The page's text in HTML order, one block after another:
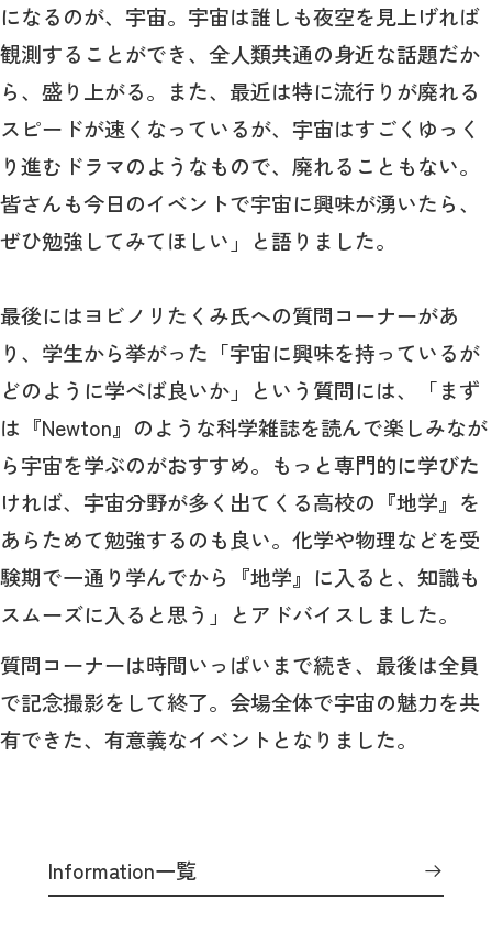
になるのが、宇宙。宇宙は誰しも夜空を見上げれば
観測することができ、全人類共通の身近な話題だか
ら、盛り上がる。また、最近は特に流行りが廃れる
スピードが速くなっているが、宇宙はすごくゆっく
り進むドラマのようなもので、廃れることもない。
皆さんも今日のイベントで宇宙に興味が湧いたら、
ぜひ勉強してみてほしい」と語りました。
最後にはヨビノリたくみ氏への質問コーナーがあ
り、学生から挙がった「宇宙に興味を持っているが
どのように学べば良いか」という質問には、「まず
は『Newton』のような科学雑誌を読んで楽しみなが
ら宇宙を学ぶのがおすすめ。もっと専門的に学びた
ければ、宇宙分野が多く出てくる高校の『地学』を
あらためて勉強するのも良い。化学や物理などを受
験期で一通り学んでから『地学』に入ると、知識も
スムーズに入ると思う」とアドバイスしました。
質問コーナーは時間いっぱいまで続き、最後は全員
で記念撮影をして終了。会場全体で宇宙の魅力を共
有できた、有意義なイベントとなりました。
Information一覧